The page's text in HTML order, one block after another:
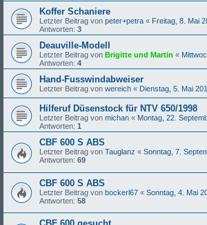
Koffer Schaniere
Letzter Beitrag von peter+petra « Freitag, 8. Mai
Antworten: 3
Deauville-Modell
Letzter Beitrag von Brigitte und Martin «
Antworten: 4
Hand-Fusswindabweiser
Letzter Beitrag von wereich « Dienstag, 5. Mai
Hilferuf Düsenstock für NTV 650/1998
Letzter Beitrag von michan « Montag, 22.
Antworten: 1
CBF 600 S ABS
Letzter Beitrag von Tauglanz « Sonntag, 7.
Antworten: 69
CBF 600 S ABS
Letzter Beitrag von bockerl67 « Sonntag, 4. Mai
Antworten: 58